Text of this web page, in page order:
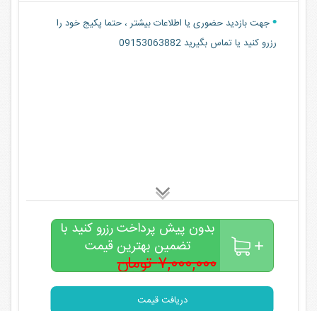
جهت بازدید حضوری یا اطلاعات بیشتر ، حتما پکیج خود را
رزرو کنید یا تماس بگیرید 09153063882
بدون پیش پرداخت رزرو کنید با
تضمین بهترین قیمت
۷,۰۰۰,۰۰۰ تومان
۵,۰۰۰,۰۰۰تومان
دریافت قیمت